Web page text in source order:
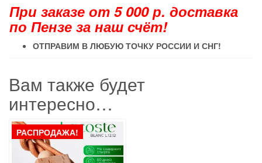
При заказе от 5 000 р. доставка
по Пензе за наш счёт!
ОТПРАВИМ В ЛЮБУЮ ТОЧКУ РОССИИ И СНГ!
Вам также будет
интересно…
РАСПРОДАЖА!